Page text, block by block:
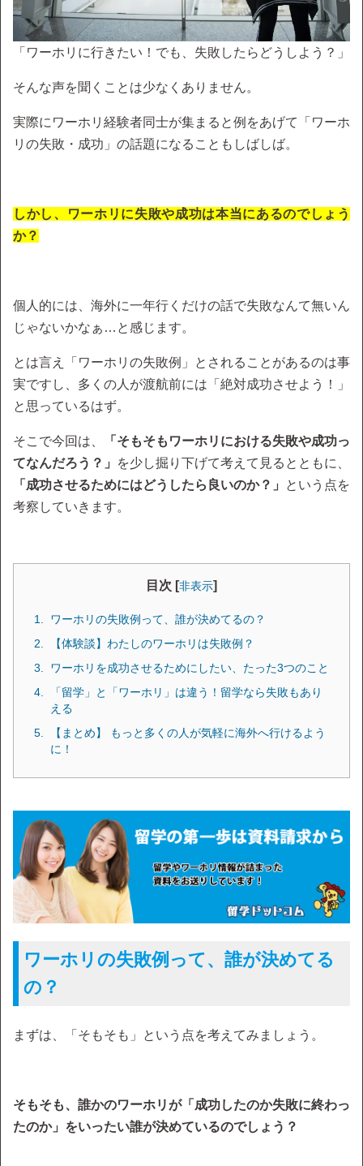
「ワーホリに行きたい！でも、失敗したらどうしよう？」
そんな声を聞くことは少なくありません。
実際にワーホリ経験者同士が集まると例をあげて「ワーホ
リの失敗・成功」の話題になることもしばしば。
しかし、ワーホリに失敗や成功は本当にあるのでしょう
か？
個人的には、海外に一年行くだけの話で失敗なんて無いん
じゃないかなぁ…と感じます。
とは言え「ワーホリの失敗例」とされることがあるのは事
実ですし、多くの人が渡航前には「絶対成功させよう！」
と思っているはず。
そこで今回は、
「そもそもワーホリにおける失敗や成功っ
てなんだろう？」
を少し掘り下げて考えて見るとともに、
「成功させるためにはどうしたら良いのか？」
という点を
考察していきます。
目次 [非表示]
ワーホリの失敗例って、誰が決めてるの？
【体験談】わたしのワーホリは失敗例？
ワーホリを成功させるためにしたい、たった3つのこと
「留学」と「ワーホリ」は違う！留学なら失敗もあり
える
【まとめ】 もっと多くの人が気軽に海外へ行けるよう
に！
ワーホリの失敗例って、誰が決めてる
の？
まずは、「そもそも」という点を考えてみましょう。
そもそも、誰かのワーホリが「成功したのか失敗に終わっ
たのか」をいったい誰が決めているのでしょう？